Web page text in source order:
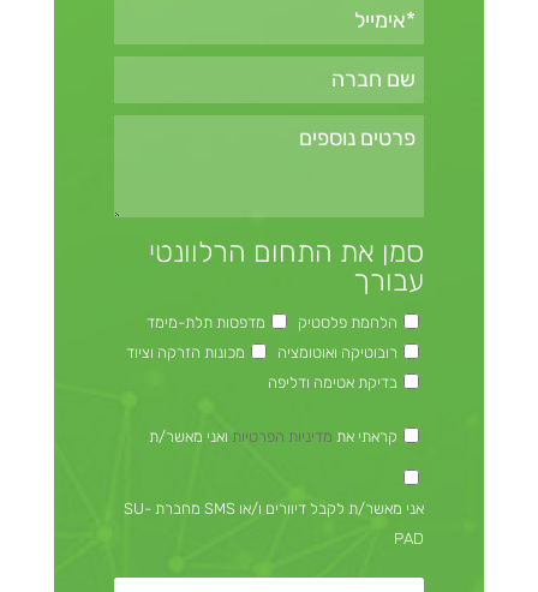
סמן את התחום הרלוונטי
עבורך
הלחמת פלסטיק
מדפסות תלת-מימד
רובוטיקה ואוטומציה
מכונות הזרקה וציוד
בדיקת אטימה ודליפה
קראתי את מדיניות הפרטיות ואני מאשר/ת
אני מאשר/ת לקבל דיוורים ו/או SMS מחברת SU-
PAD